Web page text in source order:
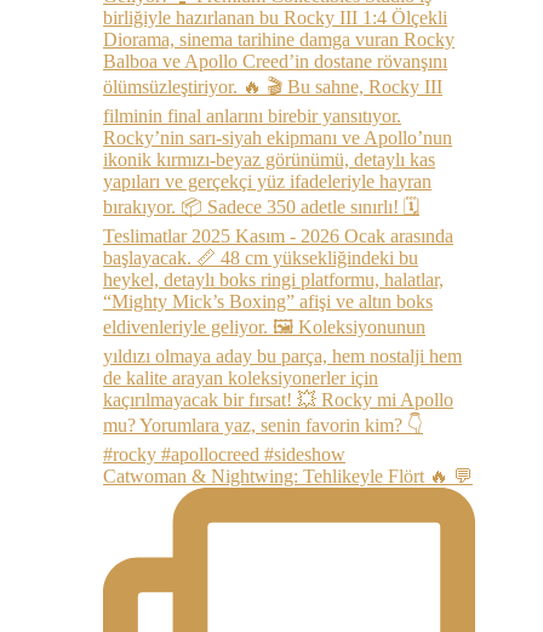
Catwoman & Nightwing: Tehlikeyle Flört 🔥 💬